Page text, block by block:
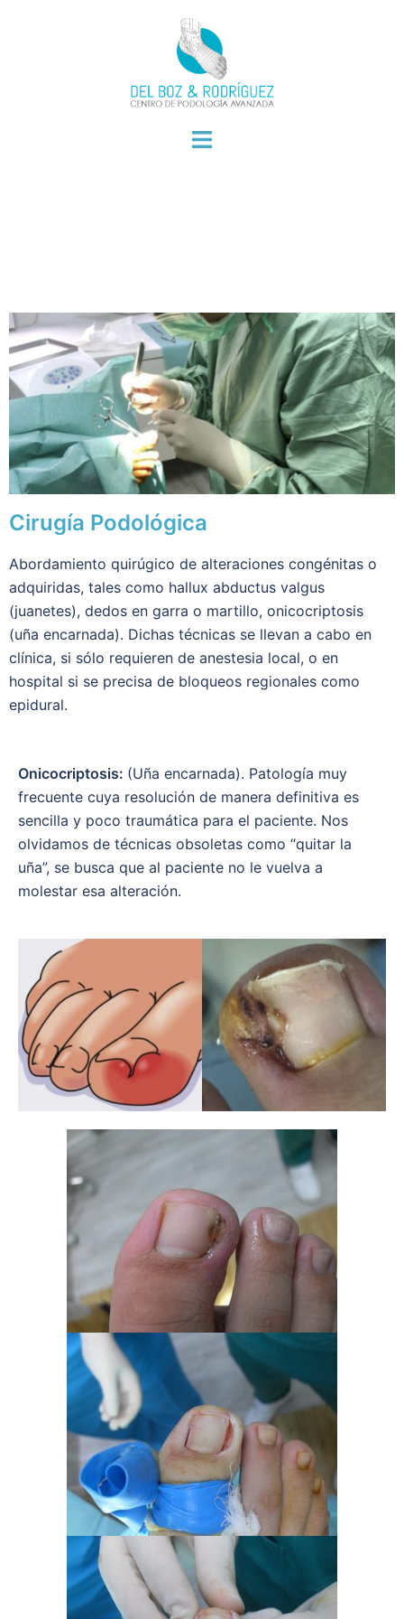
Cirugía Podológica
Abordamiento quirúgico de alteraciones congénitas o
adquiridas, tales como hallux abductus valgus
(juanetes), dedos en garra o martillo, onicocriptosis
(uña encarnada). Dichas técnicas se llevan a cabo en
clínica, si sólo requieren de anestesia local, o en
hospital si se precisa de bloqueos regionales como
epidural.
Onicocriptosis: (Uña encarnada). Patología muy
frecuente cuya resolución de manera definitiva es
sencilla y poco traumática para el paciente. Nos
olvidamos de técnicas obsoletas como “quitar la
uña”, se busca que al paciente no le vuelva a
molestar esa alteración.